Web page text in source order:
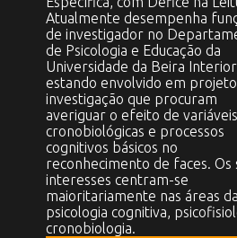
Atualmente desempenha
de investigador no
de Psicologia e Educação da
Universidade da Beira
estando envolvido em
investigação que procuram
averiguar o efeito de variáveis
cronobiológicas e processos
cognitivos básicos no
reconhecimento de faces. Os
interesses centram-se
maioritariamente nas áreas da
psicologia cognitiva,
cronobiologia.